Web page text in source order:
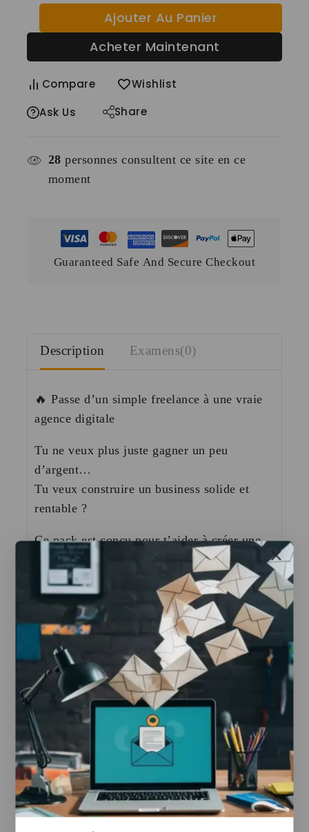
Ajouter Au Panier
Acheter Maintenant
Compare
Wishlist
Ask Us
Share
28 personnes consultent ce site en ce
moment
Guaranteed Safe And Secure Checkout
Description Examens(0)
🔥 Passe d’un simple freelance à une vraie
agence digitale
Tu ne veux plus juste gagner un peu
d’argent…
Tu veux construire un business solide et
rentable ?
Ce pack est conçu pour t’aider à créer une
véritable agence digitale avec des services à
forte valeur.
🎯 Ce que tu vas obtenir :
✅ Tout le contenu du Pack Stater
✅ 1 Agent IA prêt à vendre (service
✅ Vous recevez une formation en closing et
acquisition de clients
✅ 50 fournisseurs e-commerce fiables
—